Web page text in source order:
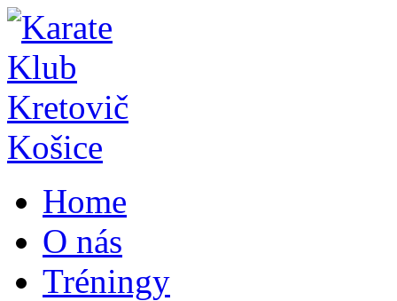
Home
O nás
Tréningy